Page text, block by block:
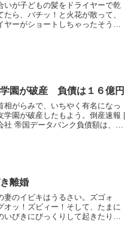
いが子どもの髪をドライヤーで乾
たら、バチッ！と火花が散って、
ヤーがショートしちゃったそう
園が破産 負債は１６億円
相がらみで、いちやく有名になっ
学園が破産したもよう。倒産速報 |
社 帝国データバンク負債額は、１
離婚
妻のイビキはうるさい。ズゴォ
オッ！ズビィー！そして、たまに
いびきにびっくりして起きたりす